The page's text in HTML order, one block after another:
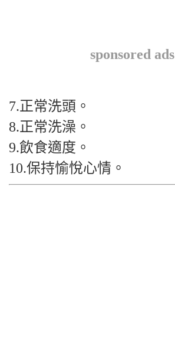
sponsored ads
7.正常洗頭。
8.正常洗澡。
9.飲食適度。
10.保持愉悅心情。